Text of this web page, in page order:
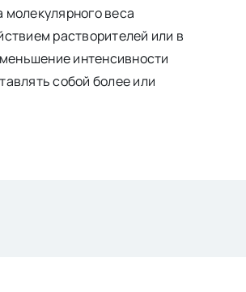
веса
растворителей или в
интенсивности
собой более или